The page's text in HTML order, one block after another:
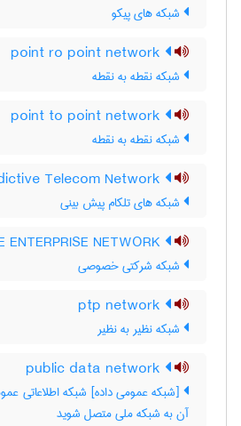
شبکه های پیکو
شبکه نقطه به نقطه
شبکه نقطه به نقطه
شبکه های تلکام پیش بینی
شبکه شرکتی خصوصی
شبکه نظیر به نظیر
[شبکه عمومی داده] شبکه اطلاعاتی
آن به شبکه ملی متصل شوید